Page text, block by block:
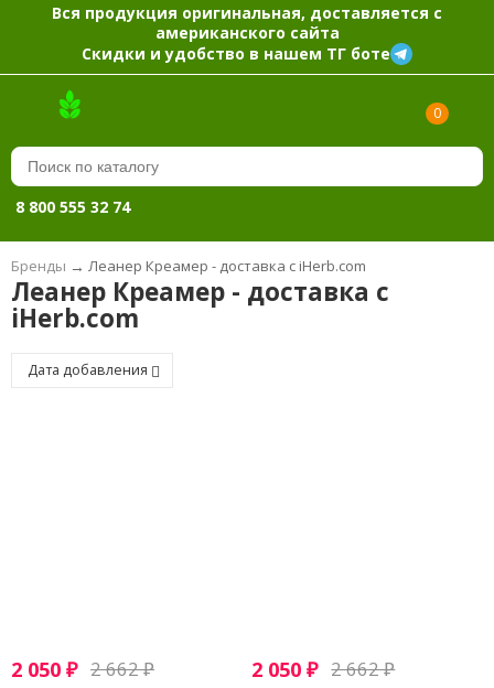
Вся продукция оригинальная, доставляется с
американского сайта
Скидки и удобство в нашем ТГ боте
0
8 800 555 32 74
Бренды → Леанер Креамер - доставка с iHerb.com
Леанер Креамер - доставка с
iHerb.com
Дата добавления
2 050 ₽ 2 662₽ 2 050₽ 2 662₽